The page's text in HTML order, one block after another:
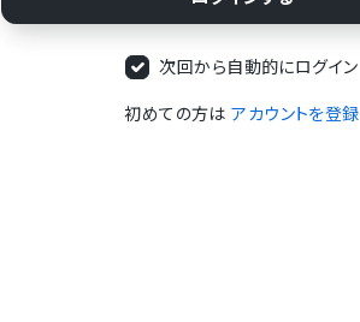
次回から自動的にログイン
初めての方はアカウントを登録